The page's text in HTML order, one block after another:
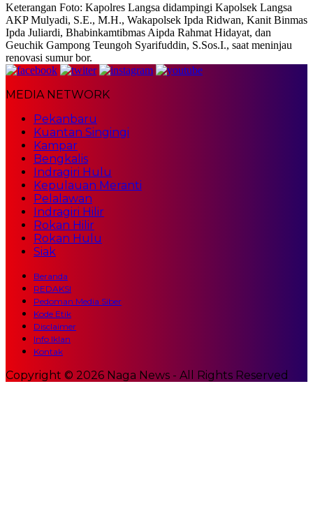
Keterangan Foto: Kapolres Langsa didampingi Kapolsek Langsa
AKP Mulyadi, S.E., M.H., Wakapolsek Ipda Ridwan, Kanit Binmas
Ipda Juliardi, Bhabinkamtibmas Aipda Rahmat Hidayat, dan
Geuchik Gampong Teungoh Syarifuddin, S.Sos.I., saat meninjau
renovasi sumur bor.
MEDIA NETWORK
Pekanbaru
Kuantan Singingi
Kampar
Bengkalis
Indragiri Hulu
Kepulauan Meranti
Pelalawan
Indragiri Hilir
Rokan Hilir
Rokan Hulu
Siak
Beranda
REDAKSI
Pedoman Media Siber
Kode Etik
Disclaimer
Info Iklan
Kontak
Copyright © 2026 Naga News - All Rights Reserved